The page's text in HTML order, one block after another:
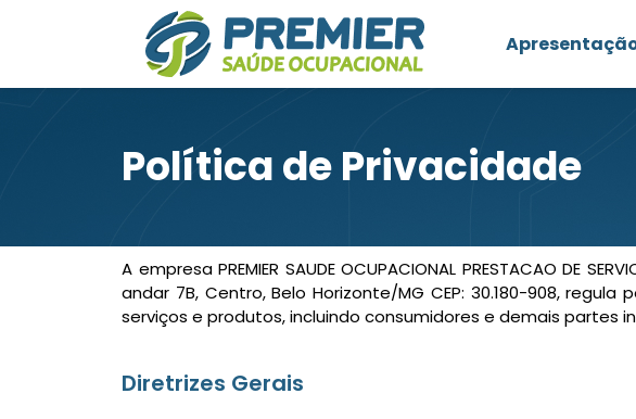
Política de Privacidade
A empresa PREMIER SAUDE OCUPACIONAL PRESTACAO DE
andar 7B, Centro, Belo Horizonte/MG CEP: 30.180-908,
serviços e produtos, incluindo consumidores e demais partes
Diretrizes Gerais